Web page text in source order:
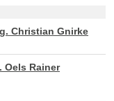
Christian Gnirke
Oels Rainer